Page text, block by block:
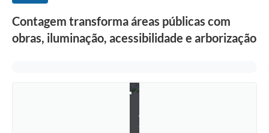
Contagem transforma áreas públicas com
obras, iluminação, acessibilidade e arborização
:
c
a